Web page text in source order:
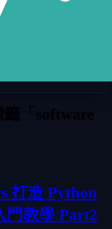
「software
打造 Python
門教學 Part2